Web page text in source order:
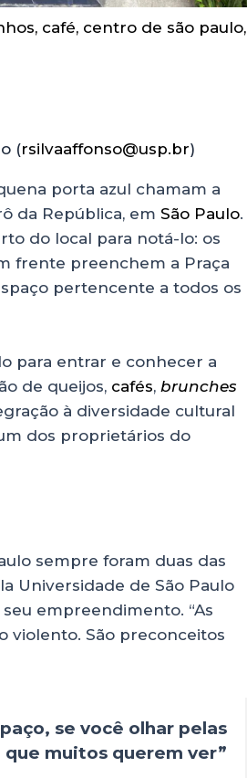
, café, centro de são paulo,
(rsilvaaffonso@usp.br)
porta azul chamam a
da República, em São Paulo.
do local para notá-lo: os
frente preenchem a Praça
pertencente a todos os
para entrar e conhecer a
de queijos, cafés, brunches
à diversidade cultural
dos proprietários do
sempre foram duas das
Universidade de São Paulo
empreendimento. “As
violento. São preconceitos
se você olhar pelas
muitos querem ver”